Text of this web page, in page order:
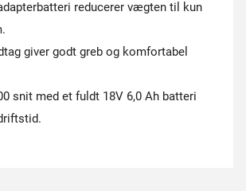
reducerer vægten til kun
giver godt greb og komfortabel
snit med et fuldt 18V 6,0 Ah batteri